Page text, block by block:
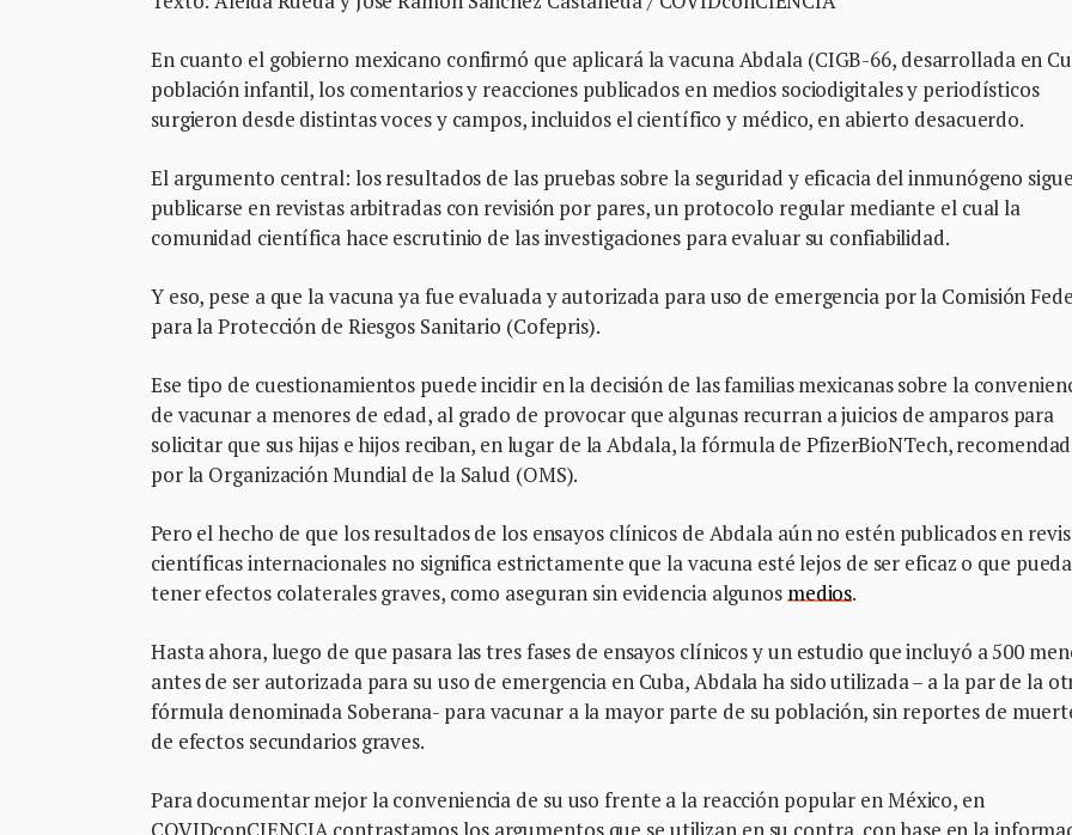
En cuanto el gobierno mexicano confirmó que aplicará la vacuna Abdala (CIGB-66, desarrollada en
población infantil, los comentarios y reacciones publicados en medios sociodigitales y periodísticos
surgieron desde distintas voces y campos, incluidos el científico y médico, en abierto desacuerdo.
El argumento central: los resultados de las pruebas sobre la seguridad y eficacia del inmunógeno
publicarse en revistas arbitradas con revisión por pares, un protocolo regular mediante el cual la
comunidad científica hace escrutinio de las investigaciones para evaluar su confiabilidad.
Y eso, pese a que la vacuna ya fue evaluada y autorizada para uso de emergencia por la Comisión
para la Protección de Riesgos Sanitario (Cofepris).
Ese tipo de cuestionamientos puede incidir en la decisión de las familias mexicanas sobre la
de vacunar a menores de edad, al grado de provocar que algunas recurran a juicios de amparos para
solicitar que sus hijas e hijos reciban, en lugar de la Abdala, la fórmula de PfizerBioNTech,
por la Organización Mundial de la Salud (OMS).
Pero el hecho de que los resultados de los ensayos clínicos de Abdala aún no estén publicados en
científicas internacionales no significa estrictamente que la vacuna esté lejos de ser eficaz o que pueda
tener efectos colaterales graves, como aseguran sin evidencia algunosmedios.
Hasta ahora, luego de que pasara las tres fases de ensayos clínicos y un estudio que incluyó a 500
antes de ser autorizada para su uso de emergencia en Cuba, Abdala ha sido utilizada – a la par de la
fórmula denominada Soberana- para vacunar a la mayor parte de su población, sin reportes de
de efectos secundarios graves.
Para documentar mejor la conveniencia de su uso frente a la reacción popular en México, en